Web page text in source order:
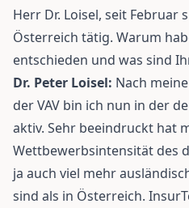
Herr Dr. Loisel, seit Februar
Österreich tätig. Warum
entschieden und was sind
Dr. Peter Loisel: Nach
der VAV bin ich nun in der
aktiv. Sehr beeindruckt hat
Wettbewerbsintensität des
ja auch viel mehr
sind als in Österreich.